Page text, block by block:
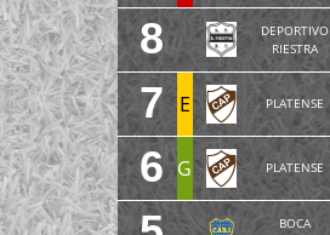
8
DEPORTIVO
RIESTRA
7 E PLATENSE
6 G PLATENSE
BOCA